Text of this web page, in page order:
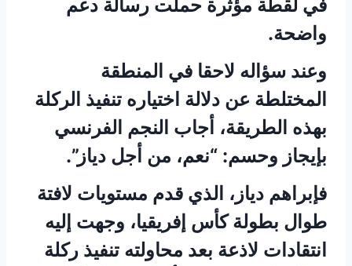
في لقطة مؤثرة حملت رسالة دعم
واضحة.
وعند سؤاله لاحقا في المنطقة
المختلطة عن دلالة اختياره تنفيذ الركلة
بهذه الطريقة، أجاب النجم الفرنسي
بإيجاز وحسم: “نعم، من أجل دياز”.
فإبراهم دياز، الذي قدم مستويات لافتة
طوال بطولة كأس إفريقيا، وجهت إليه
انتقادات لاذعة بعد محاولته تنفيذ ركلة